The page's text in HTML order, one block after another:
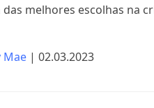
melhores escolhas na
Mae | 02.03.2023